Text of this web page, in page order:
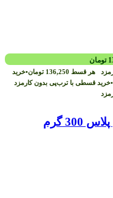
تومان
هر قسط 136,250 تومان•خرید
•خرید قسطی با ترب‌پی بدون کارمزد
گرم